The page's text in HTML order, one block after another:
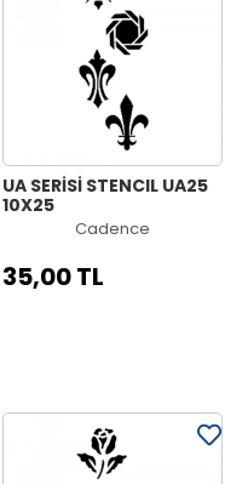
UA SERİSİ STENCIL UA25
10X25
Cadence
35,00 TL